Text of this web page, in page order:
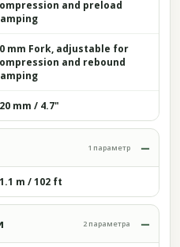
and preload
mm Fork, adjustable for
and rebound
mm / 4.7"
1 параметр
m / 102 ft
2 параметра